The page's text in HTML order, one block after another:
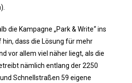
die Kampagne „Park & Write“ ins
dass die Lösung für mehr
vor allem viel näher liegt, als die
nämlich entlang der 2250
Schnellstraßen 59 eigene